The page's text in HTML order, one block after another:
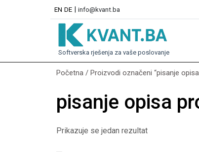
EN DE | info@kvant.ba
Softverska rješenja za vaše poslovanje
Početna / Proizvodi označeni “pisanje
pisanje opisa
Prikazuje se jedan rezultat